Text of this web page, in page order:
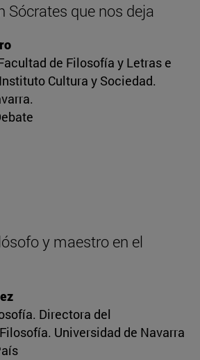
Sócrates que nos deja
de Filosofía y Letras e
Cultura y Sociedad.
y maestro en el
Directora del
Universidad de Navarra